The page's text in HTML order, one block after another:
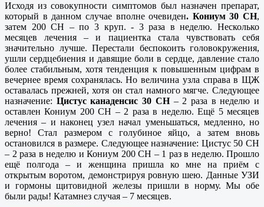
Исходя из совокупности симптомов был назначен препарат,
который в данном случае вполне очевиден. Кониум 30 СН,
затем 200 СН – по 3 круп. - 3 раза в неделю. Несколько
месяцев лечения – и пациентка стала чувствовать себя
значительно лучше. Перестали беспокоить головокружения,
ушли сердцебиения и давящие боли в сердце, давление стало
более стабильным, хотя тенденция к повышенным цифрам в
вечернее время сохранялась. Но величина узла справа в ЩЖ
оставалась прежней, хотя он стал намного мягче. Следующее
назначение: Цистус канаденсис 30 СН– 2 раза в неделю и
оставлен Кониум 200 СН – 2 раза в неделю. Ещё 5 месяцев
лечения – и наконец узел начал уменьшаться, медленно, но
верно! Стал размером с голубиное яйцо, а затем вновь
остановился в размере. Следующее назначение: Цистус 50 СН
– 2 раза в неделю и Кониум 200 СН – 1 раз в неделю. Прошло
ещё полгода – и женщина пришла ко мне на приём с
открытым воротом, демонстрируя ровную шею. Данные УЗИ
и гормоны щитовидной железы пришли в норму. Мы обе
были рады! Катамнез случая – 7 месяцев.